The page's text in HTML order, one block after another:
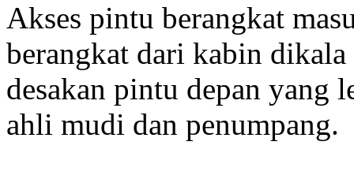
Akses pintu berangkat
berangkat dari kabin
desakan pintu depan yang
ahli mudi dan penumpang.